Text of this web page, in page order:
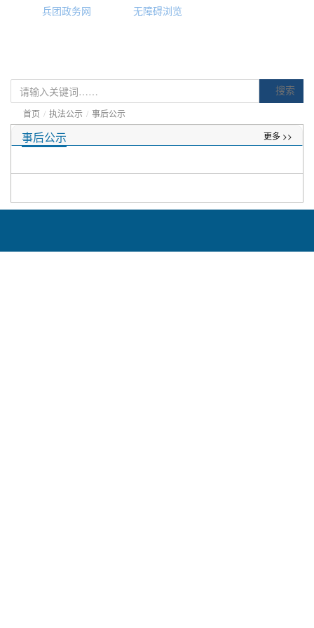
兵团政务网 无障碍浏览
搜索
首页 / 执法公示 / 事后公示
事后公示 更多 >>